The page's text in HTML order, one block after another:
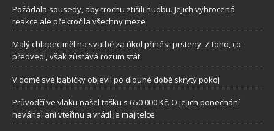
Požádala sousedy, aby trochu ztišili hudbu. Jejich vyhrocená
reakce ale překročila všechny meze
Malý chlapec měl na svatbě za úkol přinést prsteny. Z toho, co
předvedl, však zůstává rozum stát
V domě své babičky objevil po dlouhé době skrytý pokoj
Průvodčí ve vlaku našel tašku s 650 000 Kč. O jejich ponechání
neváhal ani vteřinu a vrátil je majitelce